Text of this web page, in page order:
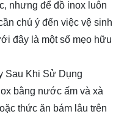
nhưng để đồ inox luôn
chú ý đến việc vệ sinh
đây là một số mẹo hữu
Sau Khi Sử Dụng
bằng nước ấm và xà
thức ăn bám lâu trên